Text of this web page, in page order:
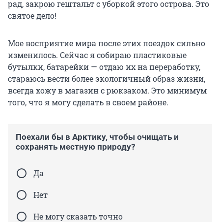
рад, закрою гештальт с уборкой этого острова. Это
святое дело!
Мое восприятие мира после этих поездок сильно
изменилось. Сейчас я собираю пластиковые
бутылки, батарейки — отдаю их на переработку,
стараюсь вести более экологичный образ жизни,
всегда хожу в магазин с рюкзаком. Это минимум
того, что я могу сделать в своем районе.
Поехали бы в Арктику, чтобы очищать и
сохранять местную природу?
Да
Нет
Не могу сказать точно